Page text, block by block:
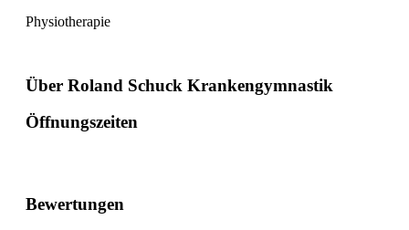
Physiotherapie
Über Roland Schuck Krankengymnastik
Öffnungszeiten
Bewertungen